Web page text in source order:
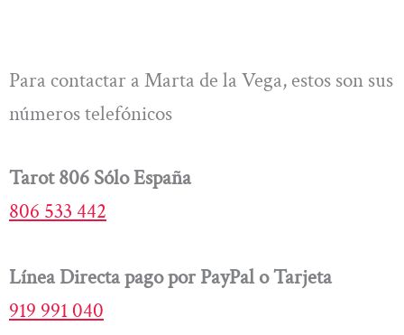
Para contactar a Marta de la Vega, estos son sus
números telefónicos
Tarot 806 Sólo España
806 533 442
Línea Directa pago por PayPal o Tarjeta
919 991 040